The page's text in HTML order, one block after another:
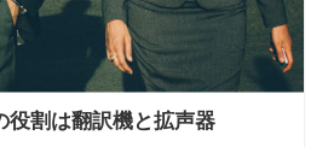
役割は翻訳機と拡声器